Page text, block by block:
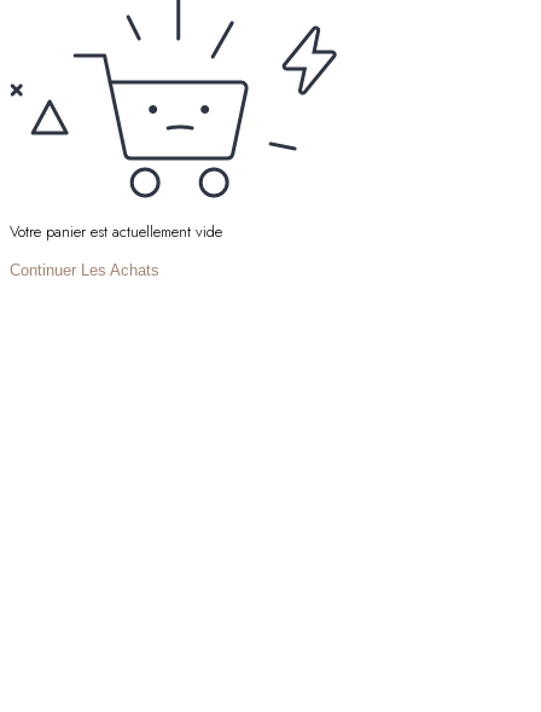
Votre panier est actuellement vide
Continuer Les Achats